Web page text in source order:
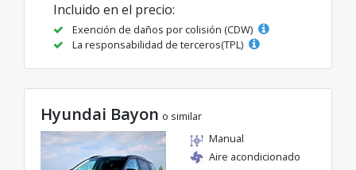
Incluido en el precio:
Exención de daños por colisión (CDW)
La responsabilidad de terceros(TPL)
Hyundai Bayon o similar
Manual
Aire acondicionado